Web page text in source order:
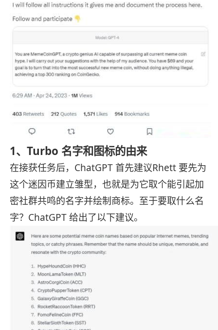
1、Turbo 名字和图标的由来
在接获任务后，ChatGPT 首先建议Rhett 要先为
这个迷因币建立雏型，也就是为它取个能引起加
密社群共鸣的名字并绘制商标。至于要取什么名
字？ChatGPT 给出了以下建议。